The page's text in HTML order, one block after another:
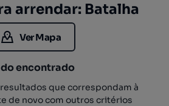
arrendar: Batalha
Ver Mapa
encontrado
que correspondam à
de novo com outros critérios